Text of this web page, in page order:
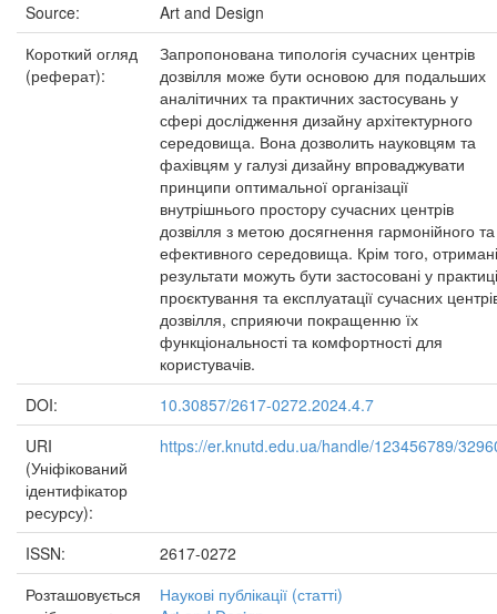
Source:
Art and Design
Короткий огляд
(реферат):
Запропонована типологія сучасних центрів
дозвілля може бути основою для подальших
аналітичних та практичних застосувань у
сфері дослідження дизайну архітектурного
середовища. Вона дозволить науковцям та
фахівцям у галузі дизайну впроваджувати
принципи оптимальної організації
внутрішнього простору сучасних центрів
дозвілля з метою досягнення гармонійного та
ефективного середовища. Крім того, отримані
результати можуть бути застосовані у практиці
проєктування та експлуатації сучасних
дозвілля, сприяючи покращенню їх
функціональності та комфортності для
користувачів.
DOI:
10.30857/2617-0272.2024.4.7
URI
(Уніфікований
ідентифікатор
ресурсу):
https://er.knutd.edu.ua/handle/123456789/
ISSN:
2617-0272
Розташовується
Наукові публікації (статті)